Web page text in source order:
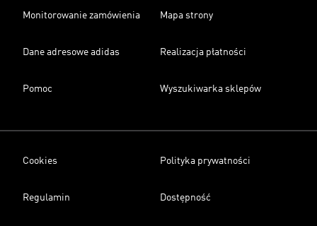
Monitorowanie zamówienia Mapa strony
Dane adresowe adidas Realizacja płatności
Pomoc Wyszukiwarka sklepów
Cookies Polityka prywatności
Regulamin Dostępność